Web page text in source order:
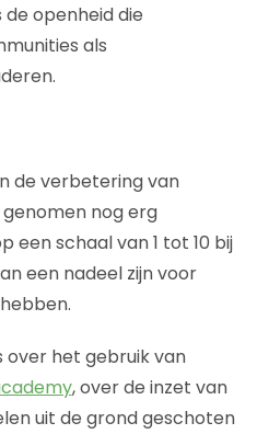
openheid die
als
de verbetering van
nog erg
schaal van 1 tot 10 bij
een nadeel zijn voor
het gebruik van
, over de inzet van
uit de grond geschoten